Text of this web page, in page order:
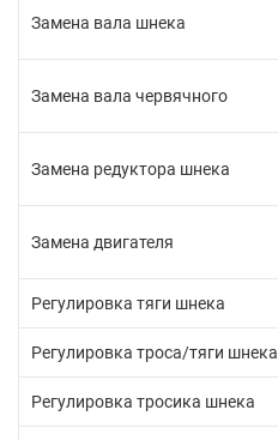
Замена вала шнека
Замена вала червячного
Замена редуктора шнека
Замена двигателя
Регулировка тяги шнека
Регулировка троса/тяги шнека
Регулировка тросика шнека